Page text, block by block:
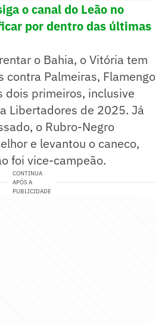
o canaldo Leão no
por dentro das últimas
o Bahia, o Vitória tem
contra Palmeiras, Flamengo
dois primeiros, inclusive
Libertadores de 2025. Já
o Rubro-Negro
e levantou o caneco,
foi vice-campeão.
CONTINUA
APÓS A
PUBLICIDADE